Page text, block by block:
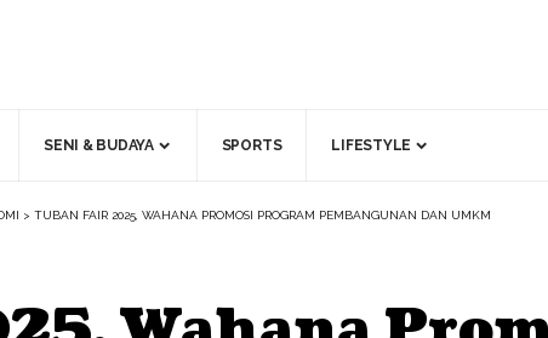
SENI & BUDAYA SPORTS LIFESTYLE
> TUBAN FAIR 2025, WAHANA PROMOSI PROGRAM PEMBANGUNAN DAN UMKM